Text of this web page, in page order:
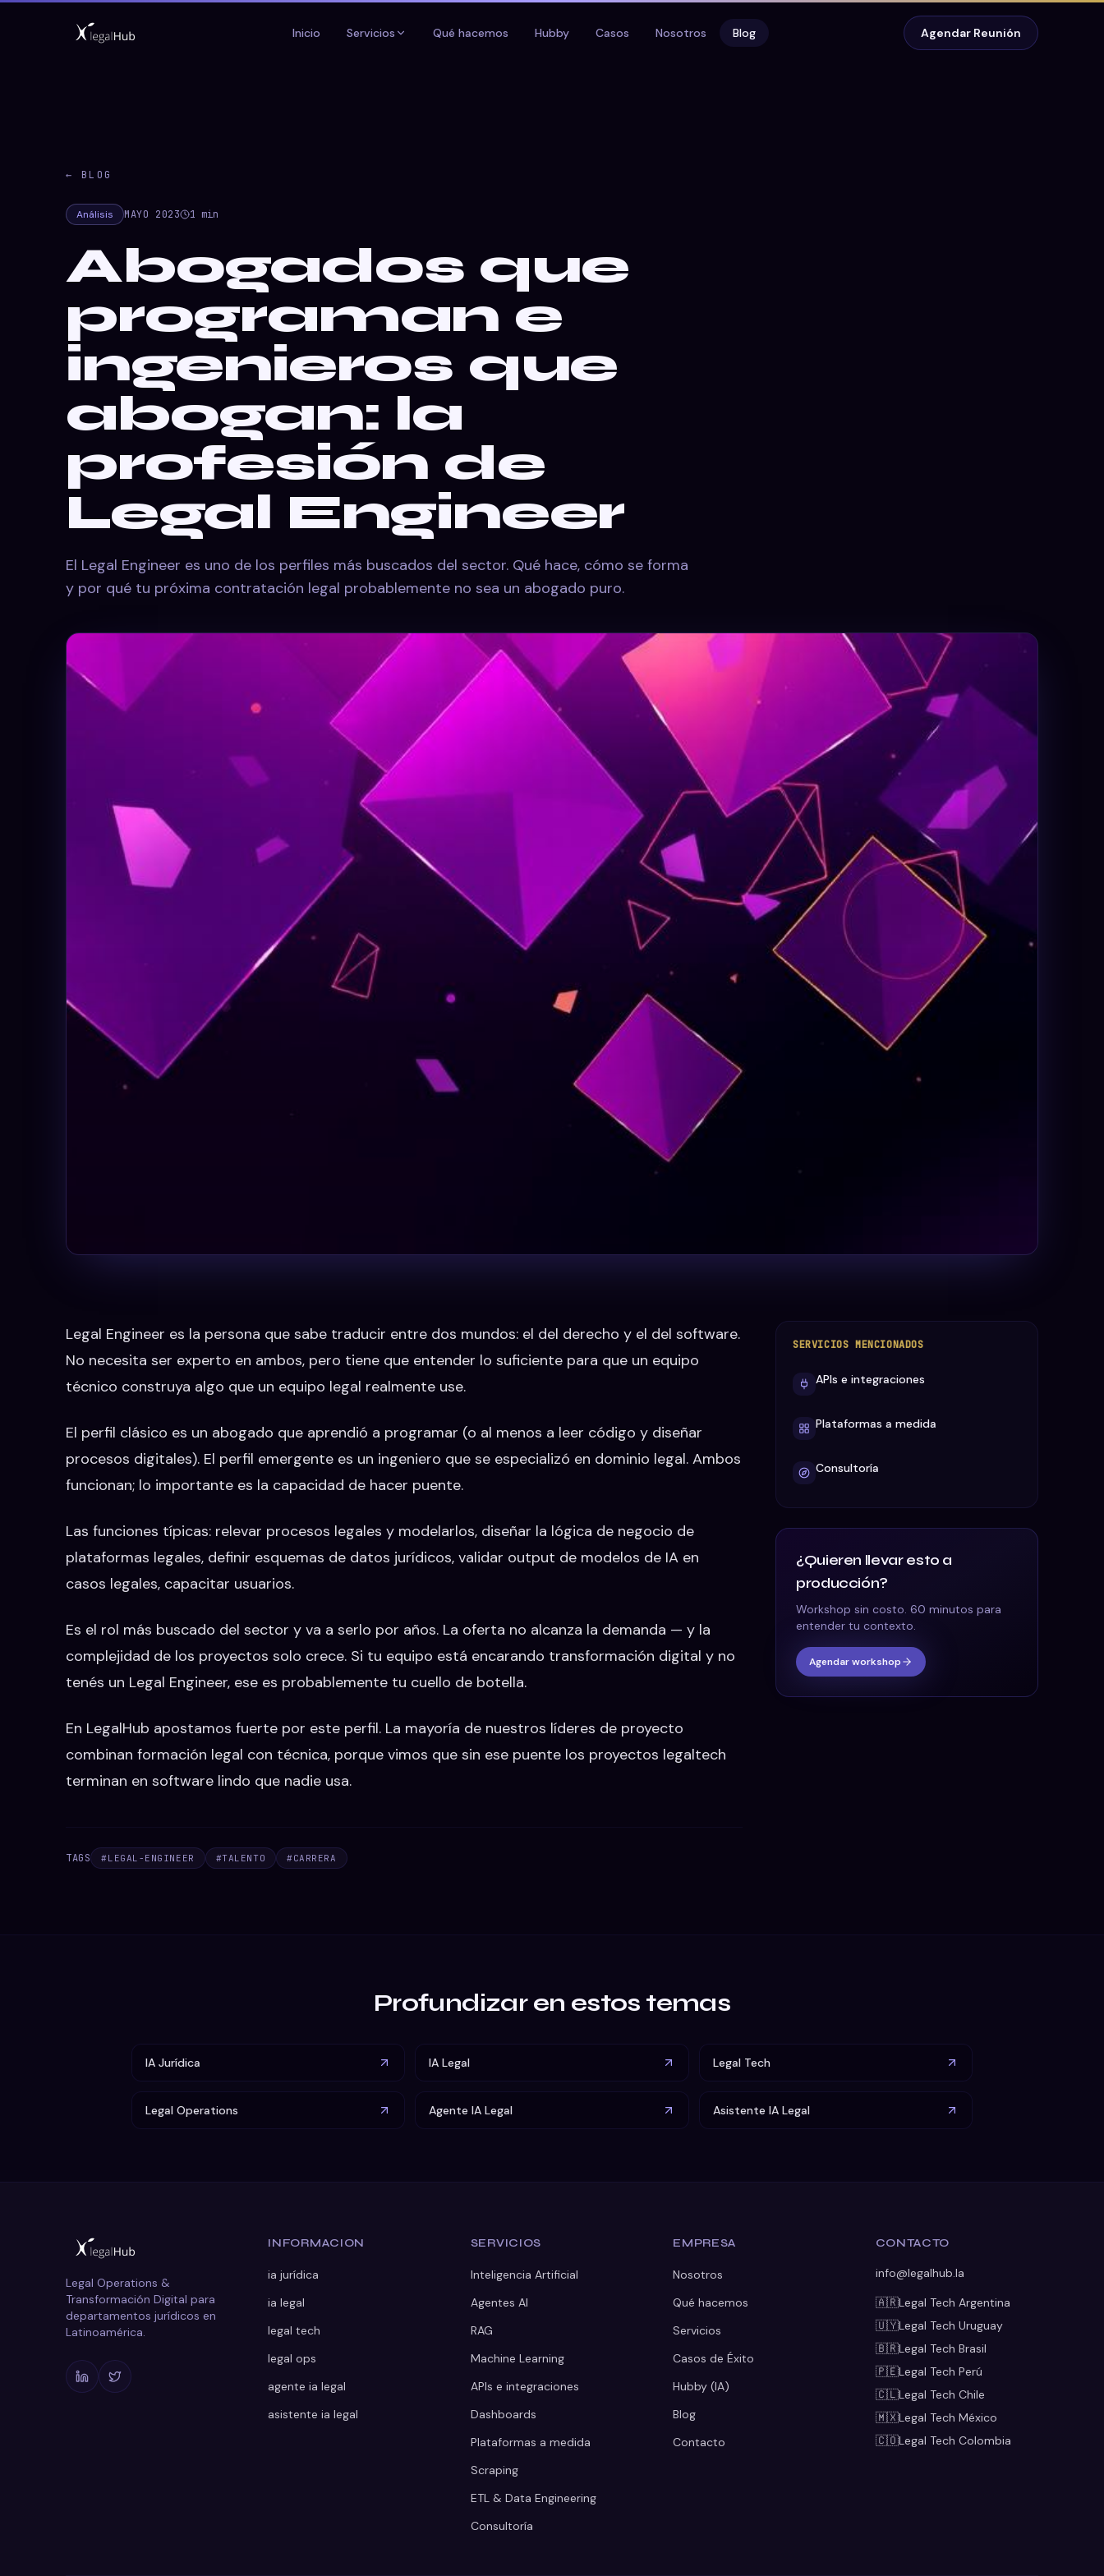
Inicio Servicios Qué hacemos Hubby Casos Nosotros Blog Agendar Reunión
← BLOG
Análisis MAYO 2023 1 min
Abogados que
programan e
ingenieros que
abogan: la
profesión de
Legal Engineer
El Legal Engineer es uno de los perfiles más buscados del sector. Qué hace, cómo se forma
y por qué tu próxima contratación legal probablemente no sea un abogado puro.
Legal Engineer es la persona que sabe traducir entre dos mundos: el del derecho y el del software.
No necesita ser experto en ambos, pero tiene que entender lo suficiente para que un equipo
técnico construya algo que un equipo legal realmente use.
El perfil clásico es un abogado que aprendió a programar (o al menos a leer código y diseñar
procesos digitales). El perfil emergente es un ingeniero que se especializó en dominio legal. Ambos
funcionan; lo importante es la capacidad de hacer puente.
Las funciones típicas: relevar procesos legales y modelarlos, diseñar la lógica de negocio de
plataformas legales, definir esquemas de datos jurídicos, validar output de modelos de IA en
casos legales, capacitar usuarios.
Es el rol más buscado del sector y va a serlo por años. La oferta no alcanza la demanda — y la
complejidad de los proyectos solo crece. Si tu equipo está encarando transformación digital y no
tenés un Legal Engineer, ese es probablemente tu cuello de botella.
En LegalHub apostamos fuerte por este perfil. La mayoría de nuestros líderes de proyecto
combinan formación legal con técnica, porque vimos que sin ese puente los proyectos legaltech
terminan en software lindo que nadie usa.
TAGS #LEGAL-ENGINEER #TALENTO #CARRERA
SERVICIOS MENCIONADOS
APIs e integraciones
Plataformas a medida
Consultoría
¿Quieren llevar esto a
producción?
Workshop sin costo. 60 minutos para
entender tu contexto.
Agendar workshop
Profundizar en estos temas
IA Jurídica IA Legal Legal Tech
Legal Operations Agente IA Legal Asistente IA Legal
Legal Operations &
Transformación Digital para
departamentos jurídicos en
Latinoamérica.
INFORMACION
ia jurídica
ia legal
legal tech
legal ops
agente ia legal
asistente ia legal
SERVICIOS
Inteligencia Artificial
Agentes AI
RAG
Machine Learning
APIs e integraciones
Dashboards
Plataformas a medida
Scraping
ETL & Data Engineering
Consultoría
EMPRESA
Nosotros
Qué hacemos
Servicios
Casos de Éxito
Hubby (IA)
Blog
Contacto
CONTACTO
info@legalhub.la
🇦🇷Legal Tech Argentina
🇺🇾Legal Tech Uruguay
🇧🇷Legal Tech Brasil
🇵🇪Legal Tech Perú
🇨🇱Legal Tech Chile
🇲🇽Legal Tech México
🇨🇴Legal Tech Colombia